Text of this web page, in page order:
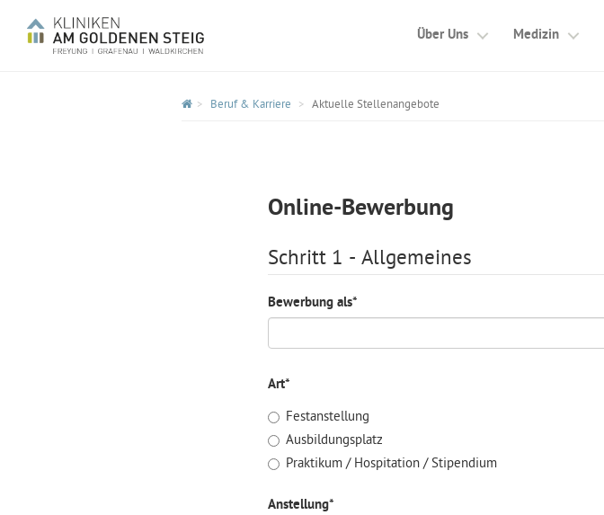
Über Uns Medizin
Beruf & Karriere Aktuelle Stellenangebote
Online-Bewerbung
Schritt 1 - Allgemeines
Bewerbung als*
Art*
Festanstellung
Ausbildungsplatz
Praktikum / Hospitation / Stipendium
Anstellung*